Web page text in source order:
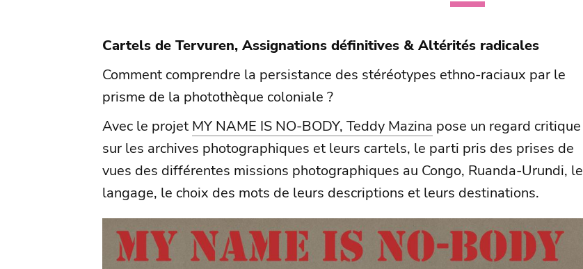
Cartels de Tervuren, Assignations définitives & Altérités radicales
Comment comprendre la persistance des stéréotypes ethno-raciaux par le
prisme de la photothèque coloniale ?
Avec le projet MY NAME IS NO-BODY, Teddy Mazina pose un regard critique
sur les archives photographiques et leurs cartels, le parti pris des prises de
vues des différentes missions photographiques au Congo, Ruanda-Urundi, le
langage, le choix des mots de leurs descriptions et leurs destinations.